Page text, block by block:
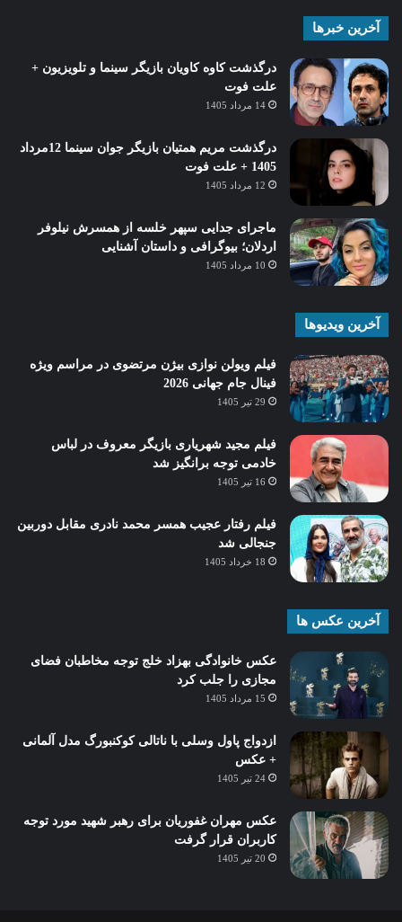
آخرین خبرها
درگذشت کاوه کاویان بازیگر سینما و تلویزیون +
علت فوت
14 مرداد 1405
درگذشت مریم همتیان بازیگر جوان سینما 12مرداد
1405 + علت فوت
12 مرداد 1405
ماجرای جدایی سپهر خلسه از همسرش نیلوفر
اردلان؛ بیوگرافی و داستان آشنایی
10 مرداد 1405
آخرین ویدیوها
فیلم ویولن نوازی بیژن مرتضوی در مراسم ویژه
فینال جام جهانی 2026
29 تیر 1405
فیلم مجید شهریاری بازیگر معروف در لباس
خادمی توجه برانگیز شد
16 تیر 1405
فیلم رفتار عجیب همسر محمد نادری مقابل دوربین
جنجالی شد
18 خرداد 1405
آخرین عکس ها
عکس خانوادگی بهزاد خلج توجه مخاطبان فضای
مجازی را جلب کرد
15 مرداد 1405
ازدواج پاول وسلی با ناتالی کوکنبورگ مدل آلمانی
+ عکس
24 تیر 1405
عکس مهران غفوریان برای رهبر شهید مورد توجه
کاربران قرار گرفت
20 تیر 1405